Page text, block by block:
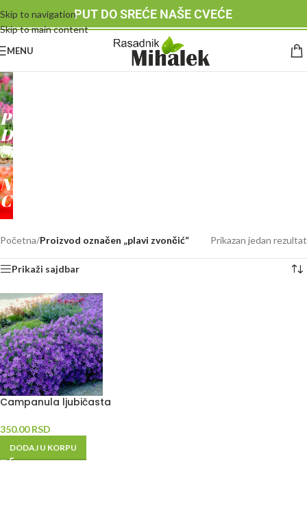
Skip to navigation
Skip to main content
PUT DO SREĆE NAŠE CVEĆE
MENU
RASADNIK
MIHALEK
PUT
DO
SREĆE
-
NAŠE
CVEĆE
Početna/Proizvod označen „plavi zvončić“ Prikazan jedan rezultat
Prikaži sajdbar
Campanula ljubičasta
350.00RSD
DODAJ U KORPU